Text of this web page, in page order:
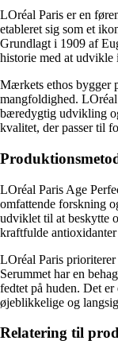
LOréal Paris er en
etableret sig som et
Grundlagt i 1909 af
historie med at udvikle
Mærkets ethos bygger
mangfoldighed.
bæredygtig udvikling
kvalitet, der passer til
LOréal Paris Age
omfattende forskning
udviklet til at beskytte
kraftfulde
LOréal Paris
Serummet har en
fedtet på huden. Det
øjeblikkelige og
Relatering til